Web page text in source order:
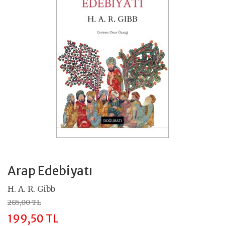
Arap Edebiyatı
H. A. R. Gibb
285,00 TL
199,50 TL